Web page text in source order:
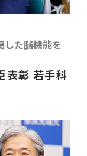
した脳機能を
表彰 若手科